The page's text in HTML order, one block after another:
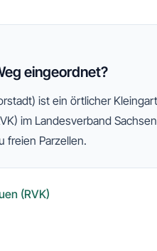
eingeordnet?
ist ein örtlicher
im Landesverband Sachsen
freien Parzellen.
(RVK)